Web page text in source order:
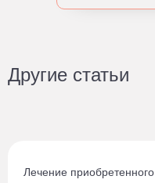
Другие статьи
Лечение приобретенного